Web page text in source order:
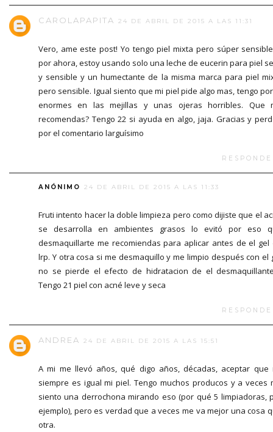
CAROLAPAPITA 24 DE ABRIL DE 2015 A LAS 11:31
Vero, ame este post! Yo tengo piel mixta pero súper
por ahora, estoy usando solo una leche de eucerin para piel
y sensible y un humectante de la misma marca para piel
pero sensible. Igual siento que mi piel pide algo mas, tengo
enormes en las mejillas y unas ojeras horribles. Que
recomendas? Tengo 22 si ayuda en algo, jaja. Gracias y
por el comentario larguísimo
ANÓNIMO 24 DE ABRIL DE 2015 A LAS 11:33
Fruti intento hacer la doble limpieza pero como dijiste que el
se desarrolla en ambientes grasos lo evitó por eso
desmaquillarte me recomiendas para aplicar antes de el gel
lrp. Y otra cosa si me desmaquillo y me limpio después con el
no se pierde el efecto de hidratacion de el
Tengo 21 piel con acné leve y seca
ANDREA 24 DE ABRIL DE 2015 A LAS 15:51
A mi me llevó años, qué digo años, décadas, aceptar que
siempre es igual mi piel. Tengo muchos producos y a veces
siento una derrochona mirando eso (por qué 5 limpiadoras,
ejemplo), pero es verdad que a veces me va mejor una cosa
otra.